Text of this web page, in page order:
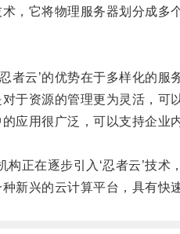
它将物理服务器划分成多
云’的优势在于多样化的服
资源的管理更为灵活，可
应用很广泛，可以支持企业
在逐步引入‘忍者云’技术
兴的云计算平台，具有快